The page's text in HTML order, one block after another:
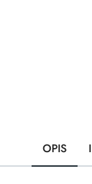
OPIS